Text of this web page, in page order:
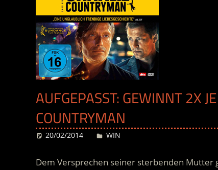
AUFGEPASST: GEWINNT 2X
COUNTRYMAN
20/02/2014 Desiree
WIN
Dem Versprechen seiner sterbenden Mutter